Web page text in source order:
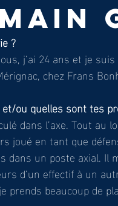
?
j’ai 24 ans et je
chez Frans
ou quelles sont tes
dans l’axe. Tout au
joué en tant que
dans un poste axial. Il
d’un effectif à un
prends beaucoup de